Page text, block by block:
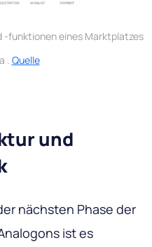
-funktionen eines Marktplatzes
. Quelle
und
nächsten Phase der
ist es